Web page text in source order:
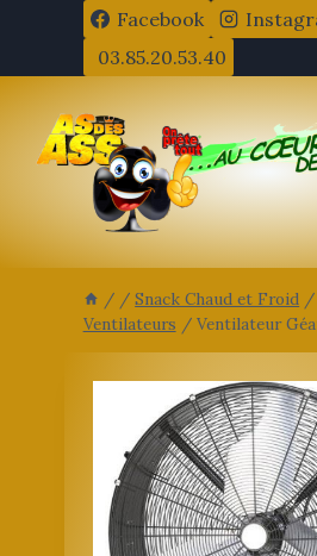
contenu
Facebook
03.85.20.53.40
/ / Snack Chaud et Froid /
Ventilateurs / Ventilateur